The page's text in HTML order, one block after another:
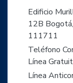
Edificio
12B
111711
Teléfono
Línea
Línea